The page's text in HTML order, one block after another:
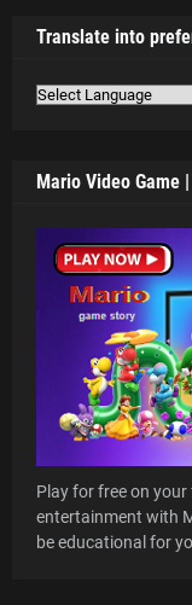
Translate into
Mario Video Game
Play for free on
entertainment with
be educational for